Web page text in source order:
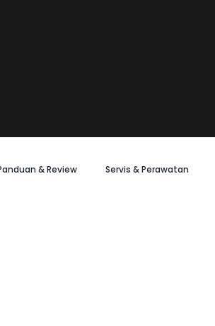
& Review Servis & Perawatan